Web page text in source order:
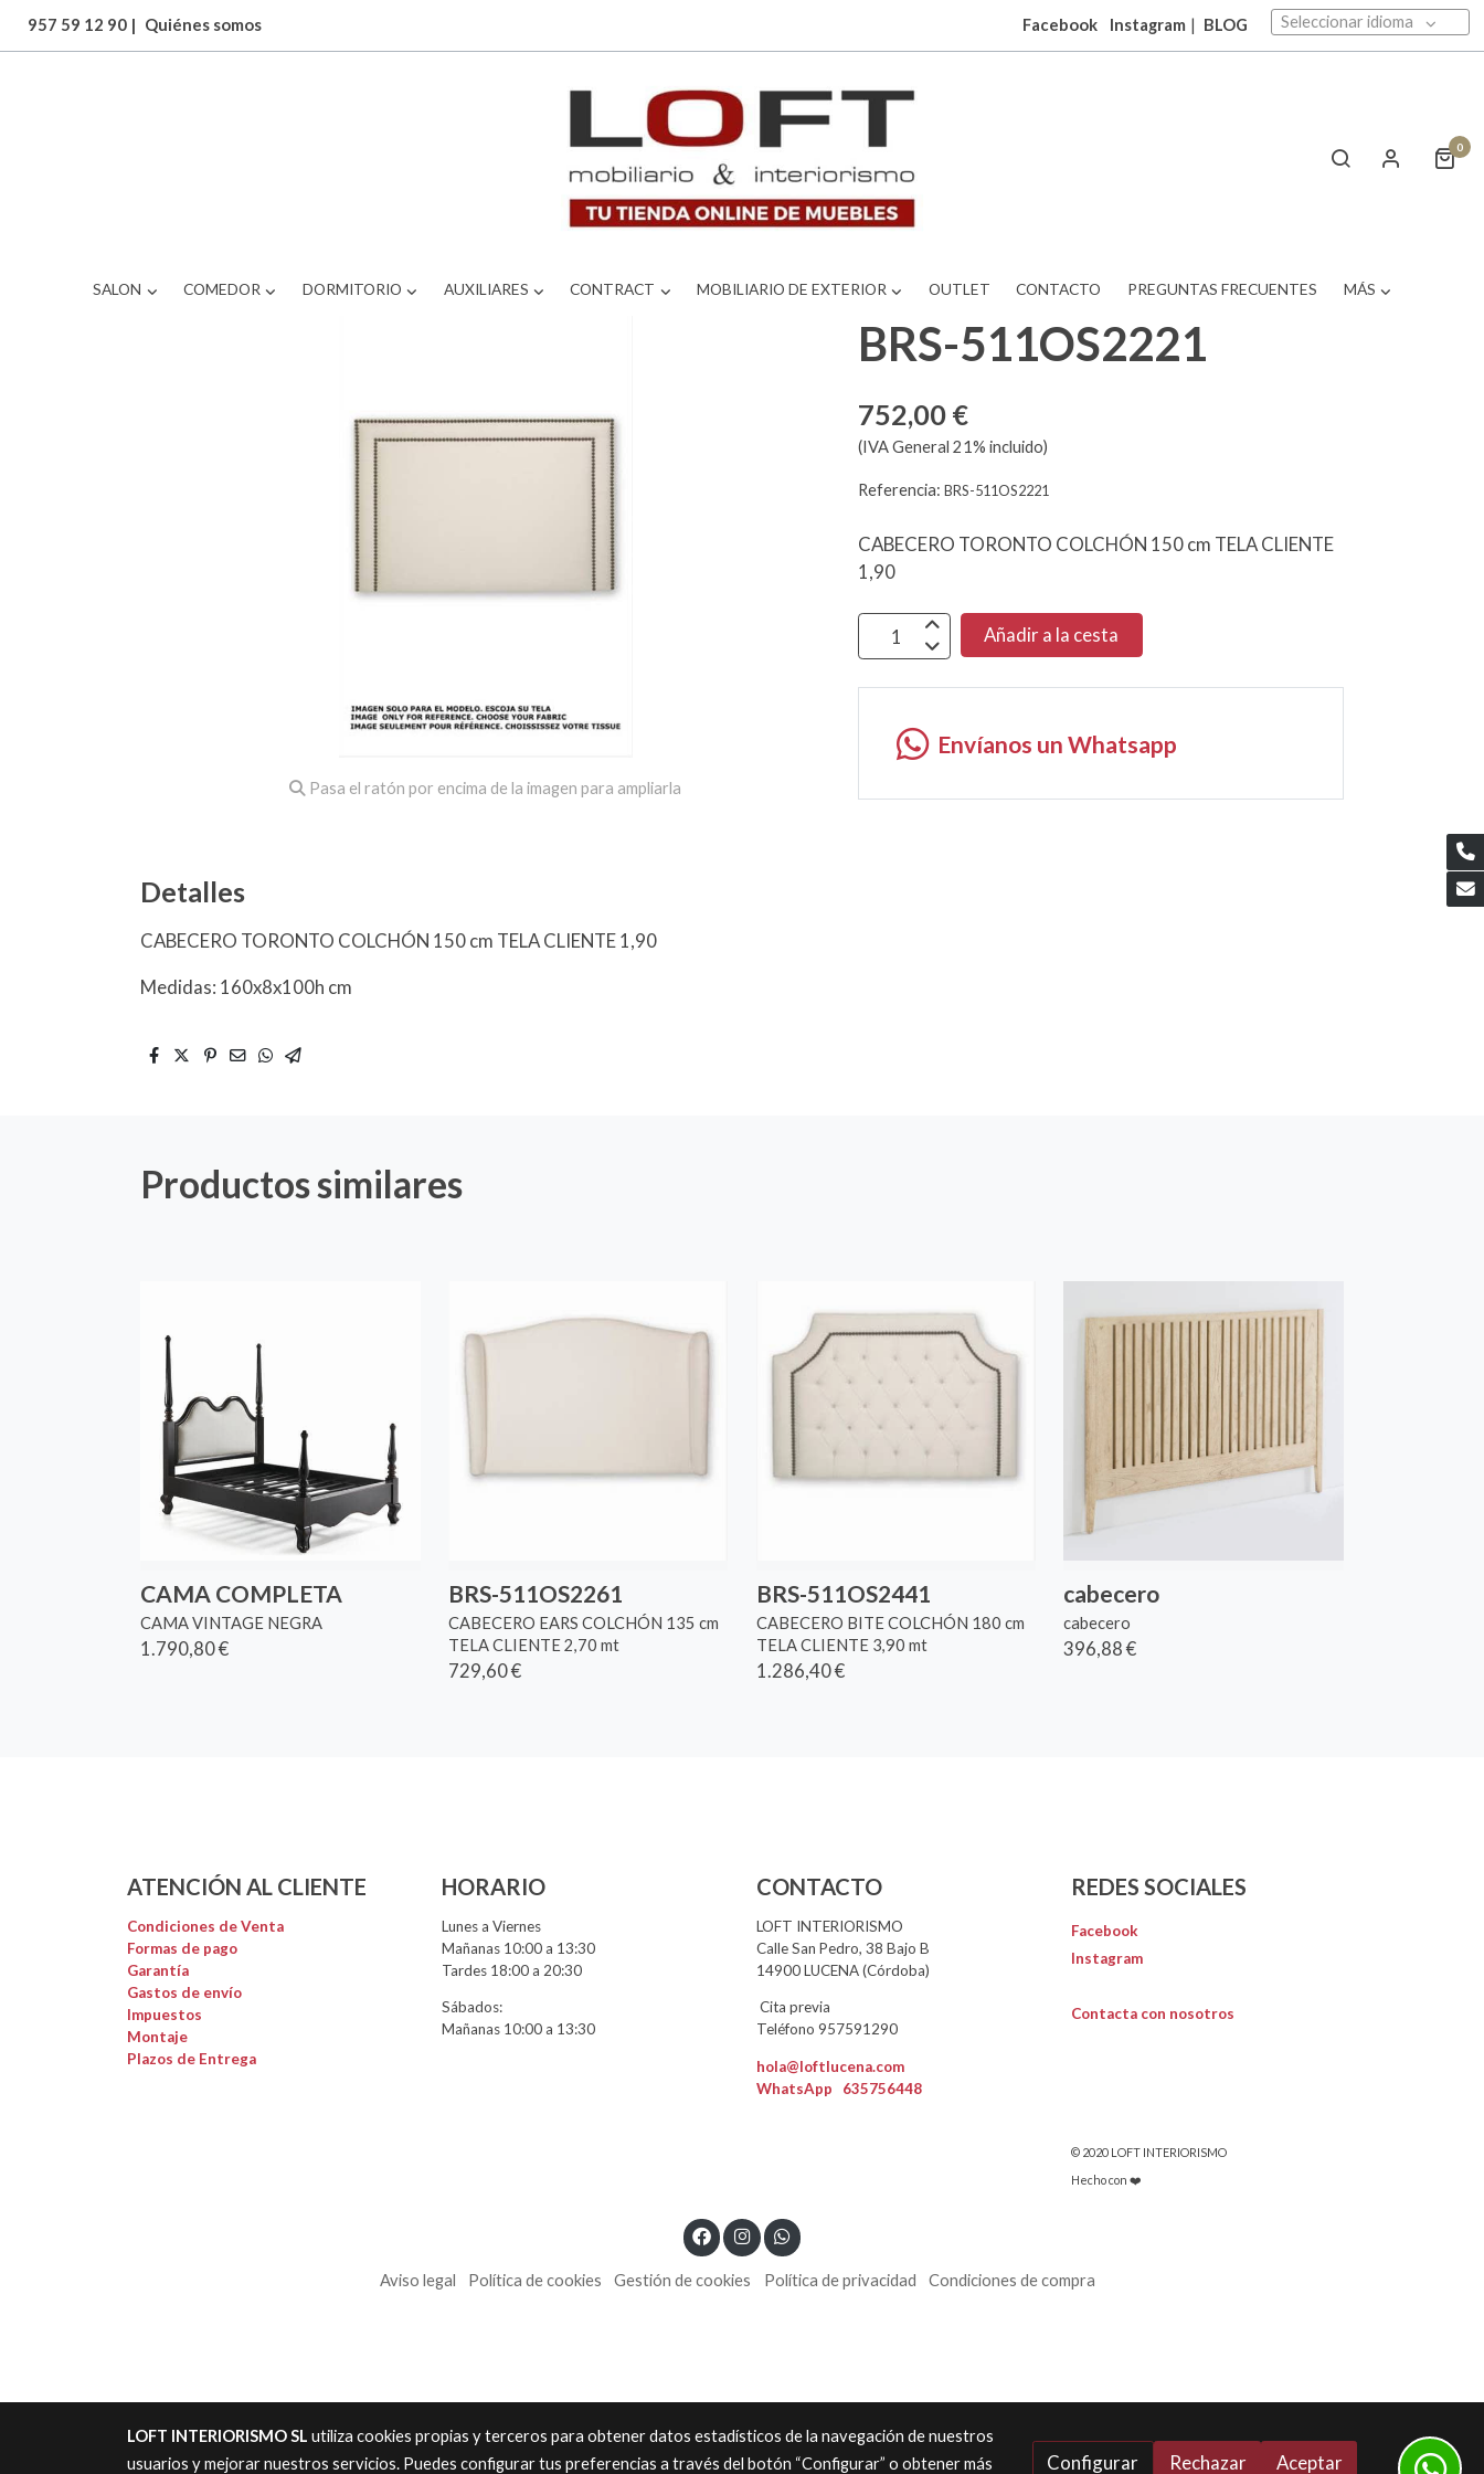
957 59 12 90 | Quiénes somos Facebook Instagram | BLOG Seleccionar idioma
0
SALON COMEDOR DORMITORIO AUXILIARES CONTRACT MOBILIARIO DE EXTERIOR OUTLET CONTACTO PREGUNTAS FRECUENTES MÁS
Pasa el ratón por encima de la imagen para ampliarla
Detalles
CABECERO TORONTO COLCHÓN 150 cm TELA CLIENTE 1,90
Medidas: 160x8x100h cm
BRS-511OS2221
752,00 €
(IVA General 21% incluido)
Referencia:BRS-511OS2221
CABECERO TORONTO COLCHÓN 150 cm TELA CLIENTE
1,90
Añadir a la cesta
Envíanos un Whatsapp
Productos similares
CAMA COMPLETA
CAMA VINTAGE NEGRA
1.790,80 €
BRS-511OS2261
CABECERO EARS COLCHÓN 135 cm
TELA CLIENTE 2,70 mt
729,60 €
BRS-511OS2441
CABECERO BITE COLCHÓN 180 cm
TELA CLIENTE 3,90 mt
1.286,40 €
cabecero
cabecero
396,88 €
ATENCIÓN AL CLIENTE
Condiciones de Venta
Formas de pago
Garantía
Gastos de envío
Impuestos
Montaje
Plazos de Entrega
HORARIO
Lunes a Viernes
Mañanas 10:00 a 13:30
Tardes 18:00 a 20:30
Sábados:
Mañanas 10:00 a 13:30
CONTACTO
LOFT INTERIORISMO
Calle San Pedro, 38 Bajo B
14900 LUCENA (Córdoba)
Cita previa
Teléfono 957591290
hola@loftlucena.com
WhatsApp 635756448
REDES SOCIALES
Facebook
Instagram
Contacta con nosotros
© 2020 LOFT INTERIORISMO
Hecho con ❤️
Aviso legal Política de cookies Gestión de cookies Política de privacidad Condiciones de compra
LOFT INTERIORISMO SL utiliza cookies propias y terceros para obtener datos estadísticos de la navegación de nuestros
usuarios y mejorar nuestros servicios. Puedes configurar tus preferencias a través del botón “Configurar” o obtener más
Configurar Rechazar Aceptar